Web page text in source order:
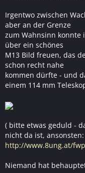
Irgentwo zwischen
aber an der Grenze
zum Wahnsinn konnte
über ein schönes
M13 Bild freuen, das
schon recht nahe
kommen dürfte - und
einem 114 mm
( bitte etwas geduld -
nicht da ist, ansonsten:
http://www.8ung.at/
Niemand hat